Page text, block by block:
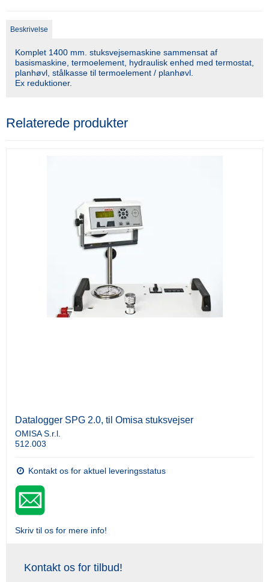
Beskrivelse
Komplet 1400 mm. stuksvejsemaskine sammensat af
basismaskine, termoelement, hydraulisk enhed med termostat,
planhøvl, stålkasse til termoelement / planhøvl.
Ex reduktioner.
Relaterede produkter
Datalogger SPG 2.0, til Omisa stuksvejser
OMISA S.r.l.
512.003
Kontakt os for aktuel leveringsstatus
Skriv til os for mere info!
Kontakt os for tilbud!